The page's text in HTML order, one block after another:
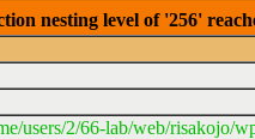
nesting level of '256'
users/2/66-lab/web/risakojo/